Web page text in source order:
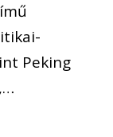
Peking